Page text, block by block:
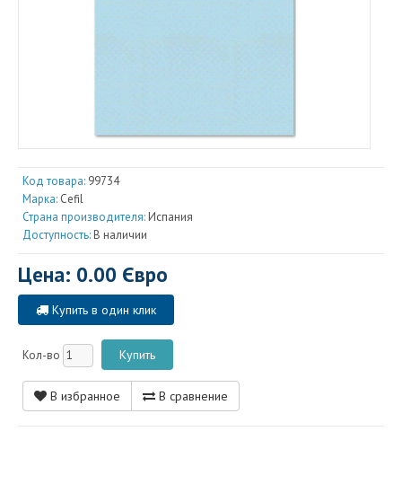
Код товара: 99734
Марка: Cefil
Страна производителя: Испания
Доступность: В наличии
Цена: 0.00 Євро
Купить в один клик
Кол-во
В избранное В сравнение